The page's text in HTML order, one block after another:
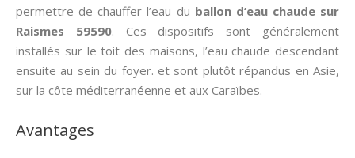
permettre de chauffer l’eau du ballon d’eau chaude sur
Raismes 59590. Ces dispositifs sont généralement
installés sur le toit des maisons, l’eau chaude descendant
ensuite au sein du foyer. et sont plutôt répandus en Asie,
sur la côte méditerranéenne et aux Caraïbes.
Avantages